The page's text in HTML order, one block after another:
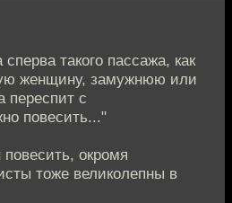
такого пассажа, как
женщину, замужнюю или
переспит с
повесить..."
окромя
тоже великолепны в